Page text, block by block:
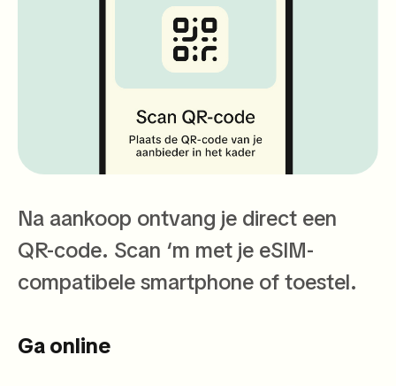
Na aankoop ontvang je direct een
QR-code. Scan ‘m met je eSIM-
compatibele smartphone of toestel.
Ga online